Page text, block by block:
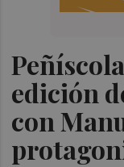
edición
con